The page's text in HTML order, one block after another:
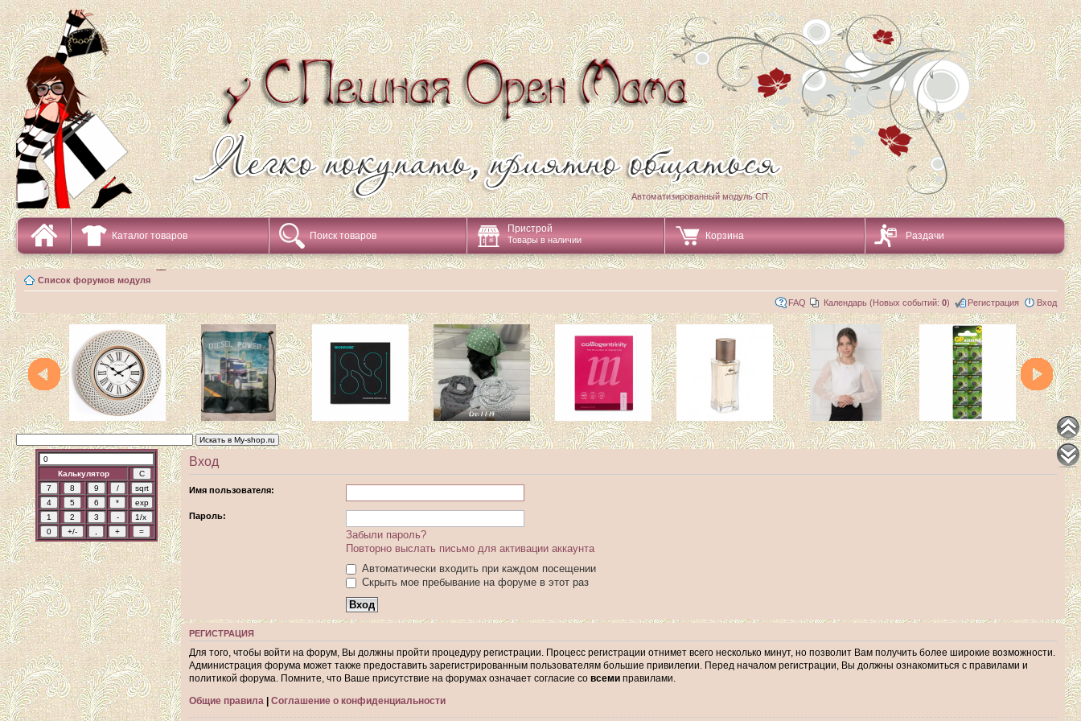
Автоматизированный модуль СП
Каталог товаров Поиск товаров
Пристрой
Товары в наличии Корзина Раздачи
Список форумов модуля
FAQ Календарь (Новых событий: 0) Регистрация Вход
Калькулятор
Вход
Имя пользователя:
Пароль:
Забыли пароль?
Повторно выслать письмо для активации аккаунта
Автоматически входить при каждом посещении
Скрыть мое пребывание на форуме в этот раз
РЕГИСТРАЦИЯ
Для того, чтобы войти на форум, Вы должны пройти процедуру регистрации. Процесс регистрации отнимет всего несколько минут, но позволит Вам получить более широкие возможности.
Администрация форума может также предоставить зарегистрированным пользователям большие привилегии. Перед началом регистрации, Вы должны ознакомиться с правилами и
политикой форума. Помните, что Ваше присутствие на форумах означает согласие со всеми правилами.
Общие правила | Соглашение о конфиденциальности